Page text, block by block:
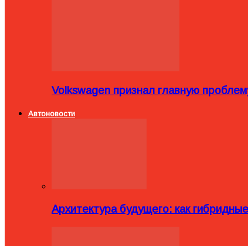
Volkswagen признал главную
Автоновости
Архитектура будущего: как